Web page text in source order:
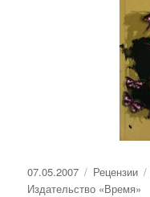
Опубликовано
07.05.2007 Рубрики
Рецензии
Издательство «Время»